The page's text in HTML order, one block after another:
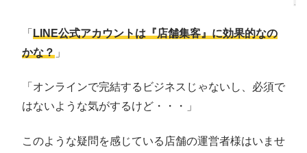
「 LINE公式アカウントは『店舗集客』に効果的なの
かな？ 」
「オンラインで完結するビジネスじゃないし、必須で
はないような気がするけど・・・」
このような疑問を感じている店舗の運営者様はいませ